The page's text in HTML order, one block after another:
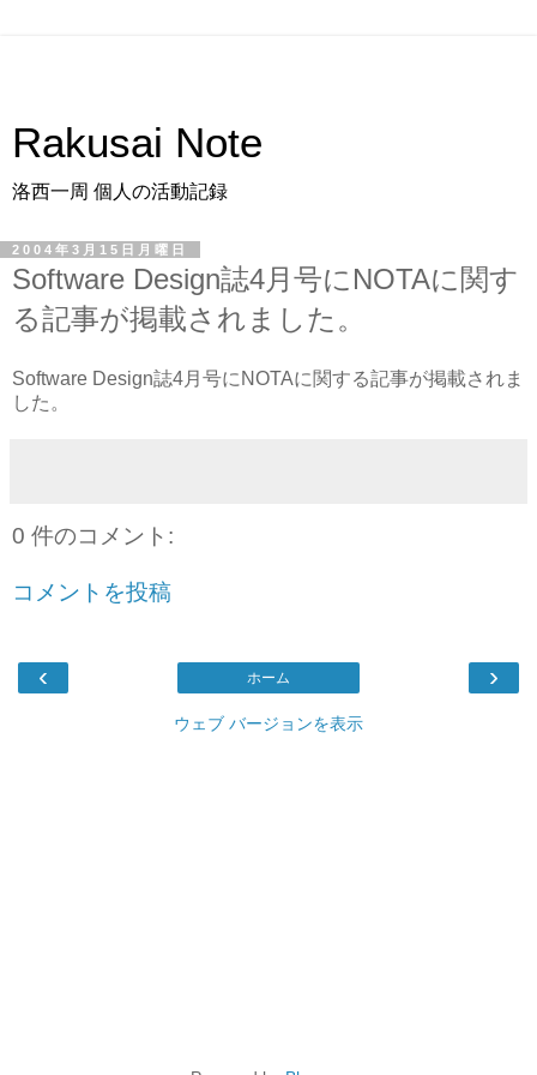
Rakusai Note
洛西一周 個人の活動記録
2004年3月15日月曜日
Software Design誌4月号にNOTAに関す
る記事が掲載されました。
Software Design誌4月号にNOTAに関する記事が掲載されま
した。
0 件のコメント:
コメントを投稿
‹ ›
ホーム
ウェブ バージョンを表示